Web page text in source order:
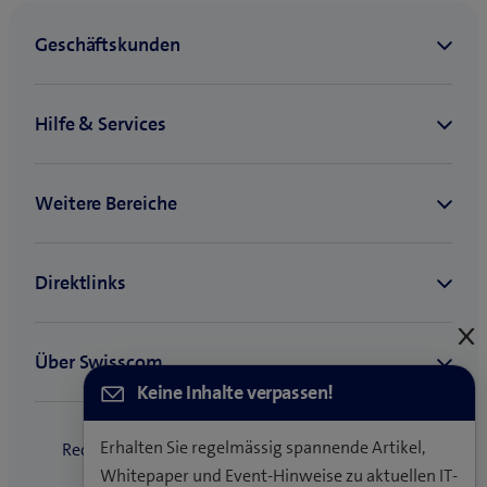
Keine Inhalte verpassen!
Erhalten Sie regelmässig spannende Artikel,
Whitepaper und Event-Hinweise zu aktuellen IT-